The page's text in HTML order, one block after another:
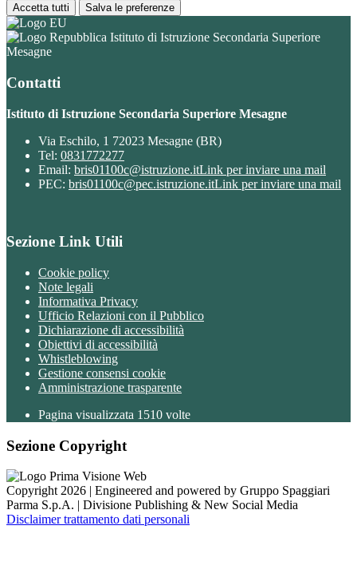
Accetta tutti Salva le preferenze
Istituto di Istruzione Secondaria Superiore
Mesagne
Contatti
Istituto di Istruzione Secondaria Superiore Mesagne
Via Eschilo, 1 72023 Mesagne (BR)
Tel: 0831772277
Email: bris01100c@istruzione.itLink per inviare una mail
PEC: bris01100c@pec.istruzione.itLink per inviare una mail
Sezione Link Utili
Cookie policy
Note legali
Informativa Privacy
Ufficio Relazioni con il Pubblico
Dichiarazione di accessibilità
Obiettivi di accessibilità
Whistleblowing
Gestione consensi cookie
Amministrazione trasparente
Pagina visualizzata 1510 volte
Sezione Copyright
Copyright 2026 | Engineered and powered by Gruppo Spaggiari
Parma S.p.A. | Divisione Publishing & New Social Media
Disclaimer trattamento dati personali